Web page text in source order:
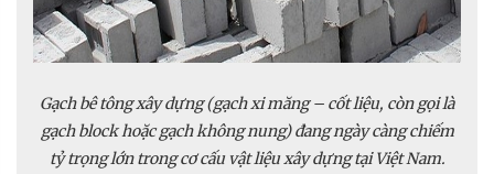
Gạch bê tông xây dựng (gạch xi măng – cốt liệu, còn gọi là
gạch block hoặc gạch không nung) đang ngày càng chiếm
tỷ trọng lớn trong cơ cấu vật liệu xây dựng tại Việt Nam.